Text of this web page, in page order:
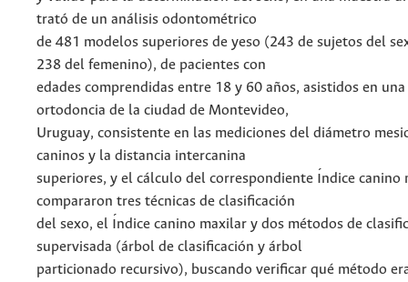
trató de un análisis odontométrico
de 481 modelos superiores de yeso (243 de sujetos del
238 del femenino), de pacientes con
edades comprendidas entre 18 y 60 años, asistidos en una
ortodoncia de la ciudad de Montevideo,
Uruguay, consistente en las mediciones del diámetro
caninos y la distancia intercanina
superiores, y el cálculo del correspondiente ı́ndice canino
compararon tres técnicas de clasificación
del sexo, el ı́ndice canino maxilar y dos métodos de
supervisada (árbol de clasificación y árbol
particionado recursivo), buscando verificar qué método